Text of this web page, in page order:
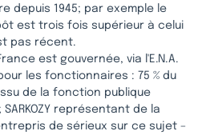
depuis 1945; par exemple le
est trois fois supérieur à celui
pas récent.
est gouvernée, via l'E.N.A.
les fonctionnaires : 75 % du
de la fonction publique
représentant de la
de sérieux sur ce sujet –